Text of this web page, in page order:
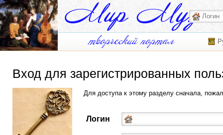
Вход для зарегистрированных
Для доступа к этому разделу сначала,
Логин